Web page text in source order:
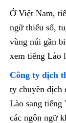
Ở Việt Nam,
ngữ thiểu số,
vùng núi gần
xem tiếng Lào
Công ty dịch
ty chuyên dịch
Lào sang tiếng
các ngôn ngữ